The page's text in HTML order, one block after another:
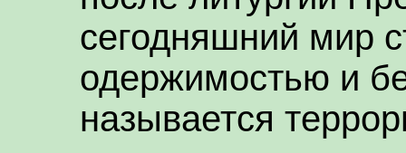
сегодняшний мир
одержимостью и
называется